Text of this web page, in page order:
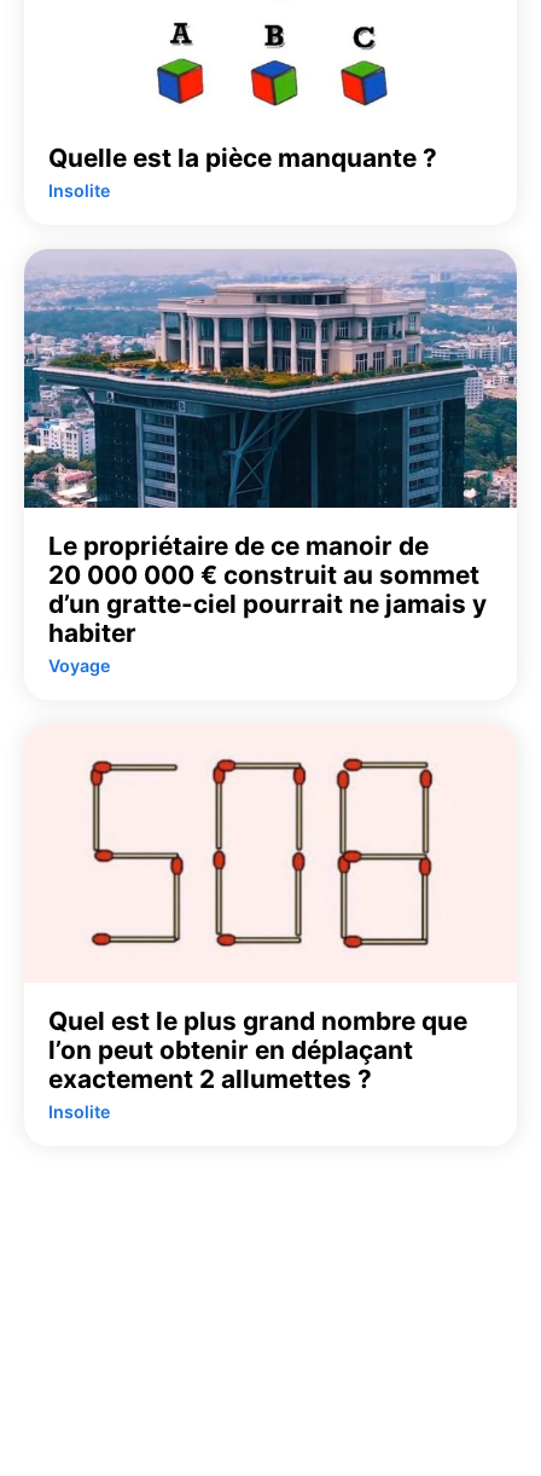
Quelle est la pièce manquante ?
Insolite
Le propriétaire de ce manoir de
20 000 000 € construit au sommet
d’un gratte-ciel pourrait ne jamais y
habiter
Voyage
Quel est le plus grand nombre que
l’on peut obtenir en déplaçant
exactement 2 allumettes ?
Insolite